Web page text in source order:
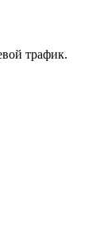
трафик.